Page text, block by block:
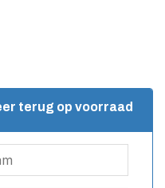
terug op voorraad